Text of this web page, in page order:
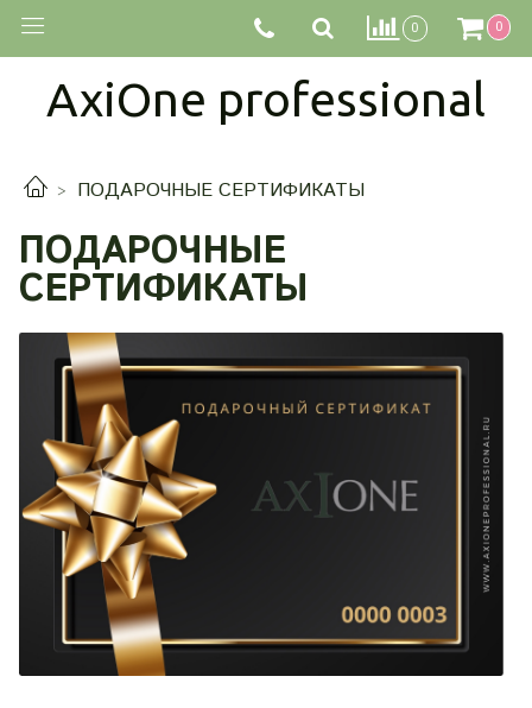
0 0
AxiOne professional
ПОДАРОЧНЫЕ СЕРТИФИКАТЫ
ПОДАРОЧНЫЕ
СЕРТИФИКАТЫ